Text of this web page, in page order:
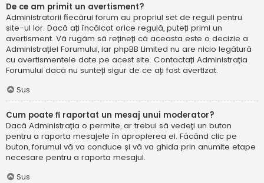
De ce am primit un avertisment?
Administratorii fiecărui forum au propriul set de reguli pentru
site-ul lor. Dacă ați încălcat orice regulă, puteți primi un
avertisment. Vă rugăm să rețineți că aceasta este o decizie a
Administrației Forumului, iar phpBB Limited nu are nicio legătură
cu avertismentele date pe acest site. Contactați Administrația
Forumului dacă nu sunteți sigur de ce ați fost avertizat.
Sus
Cum poate fi raportat un mesaj unui moderator?
Dacă Administrația o permite, ar trebui să vedeți un buton
pentru a raporta mesajele în apropierea ei. Făcând clic pe
buton, forumul vă va conduce și vă va ghida prin anumite etape
necesare pentru a raporta mesajul.
Sus